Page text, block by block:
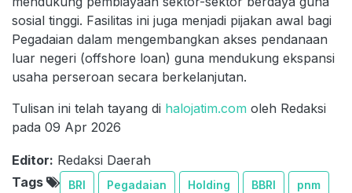
sosial tinggi. Fasilitas ini juga menjadi pijakan awal bagi
Pegadaian dalam mengembangkan akses pendanaan
luar negeri (offshore loan) guna mendukung ekspansi
usaha perseroan secara berkelanjutan.
Tulisan ini telah tayang di halojatim.com oleh Redaksi
pada 09 Apr 2026
Editor: Redaksi Daerah
Tags
BRI Pegadaian Holding BBRI pnm